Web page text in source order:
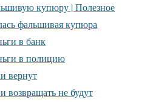
купюру | Полезное
фальшивая купюра
в банк
в полицию
вернут
возвращать не будут